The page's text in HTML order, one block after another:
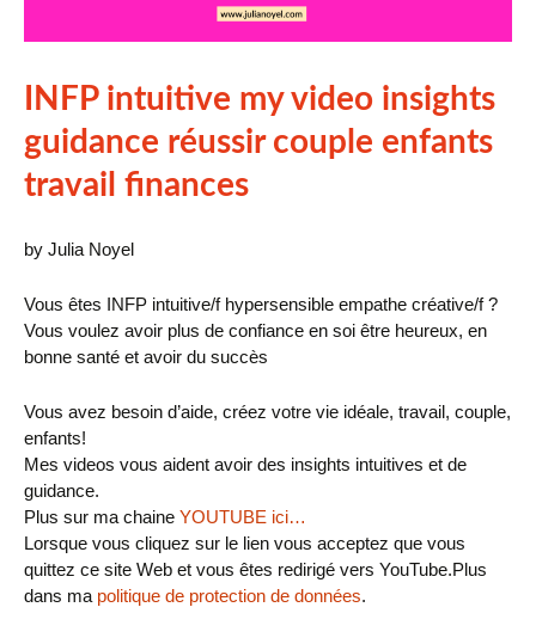
INFP intuitive my video insights
guidance réussir couple enfants
travail finances
by Julia Noyel
Vous êtes INFP intuitive/f hypersensible empathe créative/f ?
Vous voulez avoir plus de confiance en soi être heureux, en
bonne santé et avoir du succès
Vous avez besoin d’aide, créez votre vie idéale, travail, couple,
enfants!
Mes videos vous aident avoir des insights intuitives et de
guidance.
Plus sur ma chaine YOUTUBE ici…
Lorsque vous cliquez sur le lien vous acceptez que vous
quittez ce site Web et vous êtes redirigé vers YouTube.Plus
dans ma politique de protection de données.